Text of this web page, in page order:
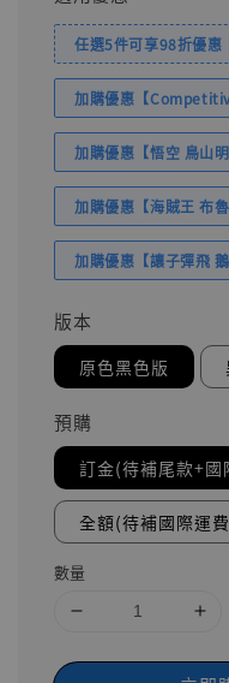
任選5件可享98折優惠
加購優惠【
加購優惠【悟空 鳥山
加購優惠【海賊王 布
加購優惠【讓子彈飛
版本
原色黑色版
預購
訂金(待補尾款+國
全額(待補國際運
數量